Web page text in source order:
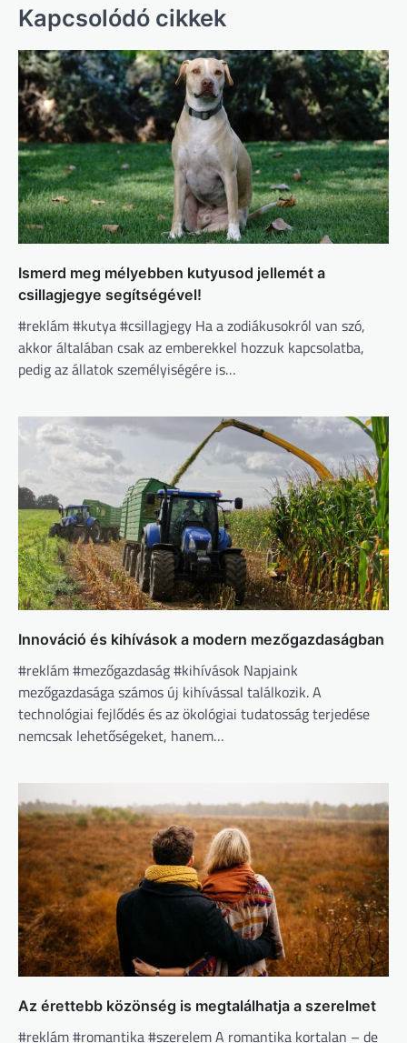
Kapcsolódó cikkek
Ismerd meg mélyebben kutyusod jellemét a
csillagjegye segítségével!
#reklám #kutya #csillagjegy Ha a zodiákusokról van szó,
akkor általában csak az emberekkel hozzuk kapcsolatba,
pedig az állatok személyiségére is…
Innováció és kihívások a modern mezőgazdaságban
#reklám #mezőgazdaság #kihívások Napjaink
mezőgazdasága számos új kihívással találkozik. A
technológiai fejlődés és az ökológiai tudatosság terjedése
nemcsak lehetőségeket, hanem…
Az érettebb közönség is megtalálhatja a szerelmet
#reklám #romantika #szerelem A romantika kortalan – de